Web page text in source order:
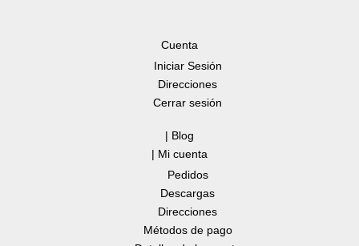
Cuenta
Iniciar Sesión
Direcciones
Cerrar sesión
| Blog
| Mi cuenta
Pedidos
Descargas
Direcciones
Métodos de pago